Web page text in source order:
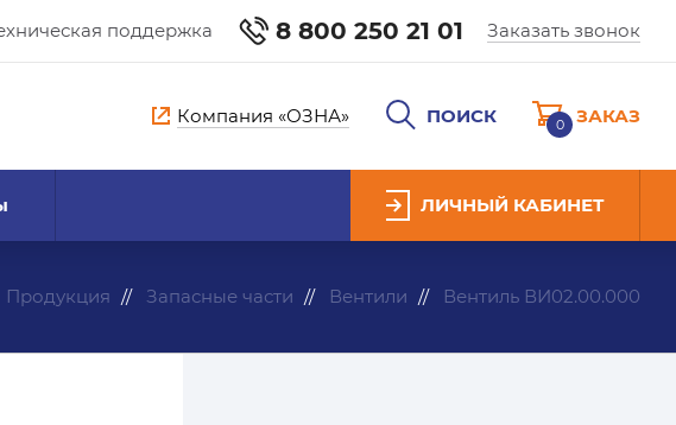
поддержка 8 800 250 21 01 Заказать звонок
Компания «ОЗНА» ПОИСК 0 ЗАКАЗ
ЛИЧНЫЙ КАБИНЕТ
Продукция Запасные части Вентили Вентиль ВИ02.00.000